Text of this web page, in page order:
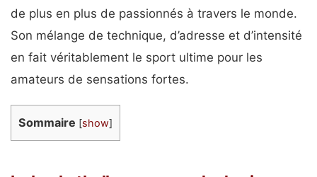
de plus en plus de passionnés à travers le monde.
Son mélange de technique, d’adresse et d’intensité
en fait véritablement le sport ultime pour les
amateurs de sensations fortes.
Sommaire [show]